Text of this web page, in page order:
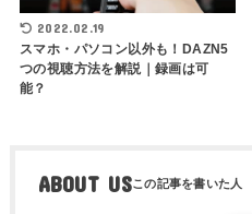
2022.02.19
スマホ・パソコン以外も！DAZN5
つの視聴方法を解説｜録画は可
能？
ABOUT US